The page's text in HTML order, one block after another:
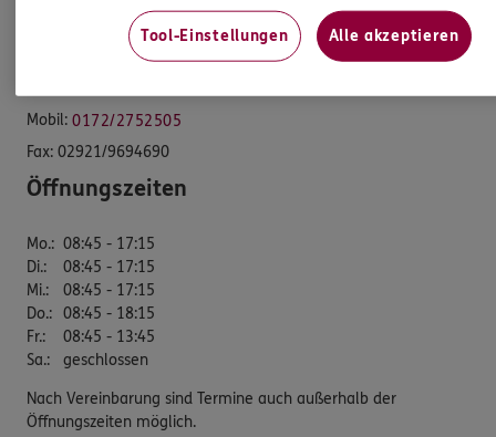
Mobil: 0172/2752505
Fax: 02921/9694690
Öffnungszeiten
Mo.: 08:45 - 17:15
Di.:
08:45 - 17:15
Mi.:
08:45 - 17:15
Do.: 08:45 - 18:15
Fr.:
08:45 - 13:45
Sa.: geschlossen
Nach Vereinbarung sind Termine auch außerhalb der
Öffnungszeiten möglich.
Tool-Einstellungen Alle akzeptieren